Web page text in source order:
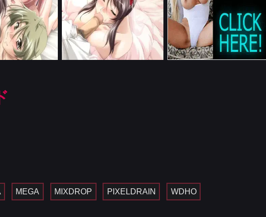
MEGA MIXDROP PIXELDRAIN WDHO